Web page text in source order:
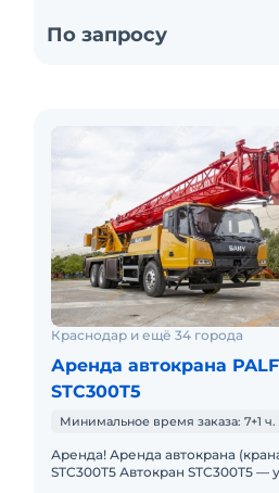
По запросу
Краснодар и ещё 34 города
Аренда автокрана
STC300T5
Минимальное время заказа: 7+1 ч.
Аренда! Аренда автокрана
STC300T5 Автокран STC300T5 —